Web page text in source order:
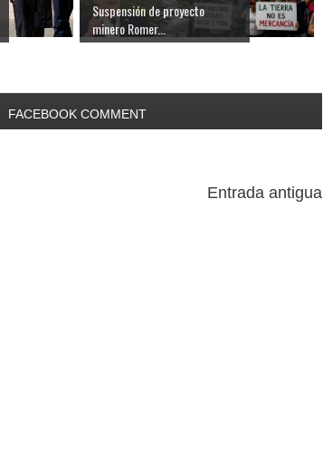
Suspensión de proyecto
minero Romer...
FACEBOOK COMMENT
Entrada antigua